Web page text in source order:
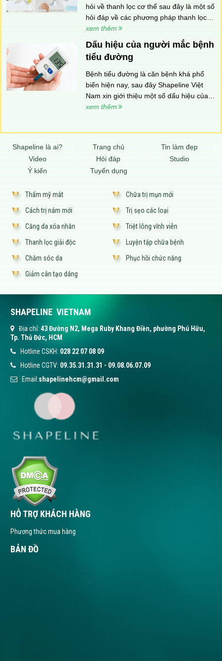
hỏi về thanh lọc cơ thể sau đây là một số
hỏi đáp về các phương pháp thanh lọc
cơ thể như sau:
xem thêm
Dấu hiệu của người mắc bệnh
tiểu đường
Bệnh tiểu đường là căn bệnh khá phổ
biến hiện nay, sau đây Shapeline Việt
Nam xin giới thiệu một số dấu hiệu của
người mắc bệnh tiểu đường.
xem thêm
Shapeline là ai? Trang chủ
Tin làm đẹp
Video
Hỏi đáp
Studio
Ý kiến
Tuyển dụng
Thẩm mỹ mắt
Chữa trị mụn mới
Cách trị nám mới
Trị sẹo các loại
Căng da xóa nhăn
Triệt lông vĩnh viễn
Thanh lọc giải độc
Luyện tập chữa bệnh
Chăm sóc da
Phục hồi chức năng
Giảm cân tạo dáng
SHAPELINE VIETNAM
Địa chỉ: 43 Đường N2, Mega Ruby Khang Điền, phường Phú Hữu,
Tp. Thủ Đức, HCM
Hotline CSKH: 028 22 07 08 09
Hotline CGTV: 09.35.31.31.31 - 09.08.06.07.09
Email:shapelinehcm@gmail.com
HỖ TRỢ KHÁCH HÀNG
Phương thức mua hàng
BẢN ĐỒ